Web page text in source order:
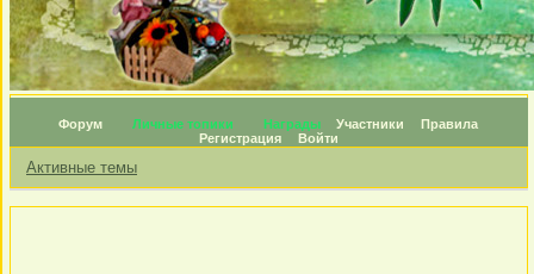
Форум Личные топики Награды Участники
Правила
Регистрация
Войти
Активные темы